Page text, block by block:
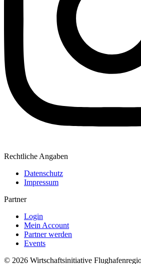
Rechtliche Angaben
Datenschutz
Impressum
Partner
Login
Mein Account
Partner werden
Events
© 2026 Wirtschaftsinitiative